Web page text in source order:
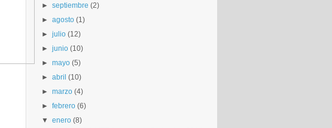
►septiembre (2)
►agosto (1)
►julio (12)
►junio (10)
►mayo (5)
►abril (10)
►marzo (4)
►febrero (6)
▼enero (8)